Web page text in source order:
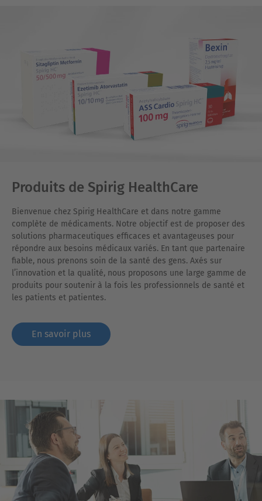
Produits de Spirig HealthCare
Bienvenue chez Spirig HealthCare et dans notre gamme
complète de médicaments. Notre objectif est de proposer des
solutions pharmaceutiques efficaces et avantageuses pour
répondre aux besoins médicaux variés. En tant que partenaire
fiable, nous prenons soin de la santé des gens. Axés sur
l’innovation et la qualité, nous proposons une large gamme de
produits pour soutenir à la fois les professionnels de santé et
les patients et patientes.
En savoir plus